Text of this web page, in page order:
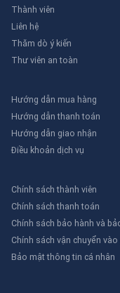
Thành viên
Liên hệ
Thăm dò ý kiến
Thư viên an toàn
Hướng dẫn mua hàng
Hướng dẫn thanh toán
Hướng dẫn giao nhận
Điều khoản dịch vụ
Chính sách thành viên
Chính sách thanh toán
Chính sách bảo hành và
Chính sách vận chuyển
Bảo mật thông tin cá nhân